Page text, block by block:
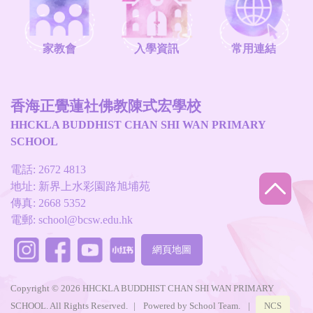
家教會 入學資訊 常用連結
香海正覺蓮社佛教陳式宏學校
HHCKLA BUDDHIST CHAN SHI WAN PRIMARY
SCHOOL
電話: 2672 4813
地址: 新界上水彩園路旭埔苑
傳真: 2668 5352
電郵: school@bcsw.edu.hk
網頁地圖
Copyright © 2026 HHCKLA BUDDHIST CHAN SHI WAN PRIMARY
SCHOOL. All Rights Reserved.
Powered by School Team. NCS